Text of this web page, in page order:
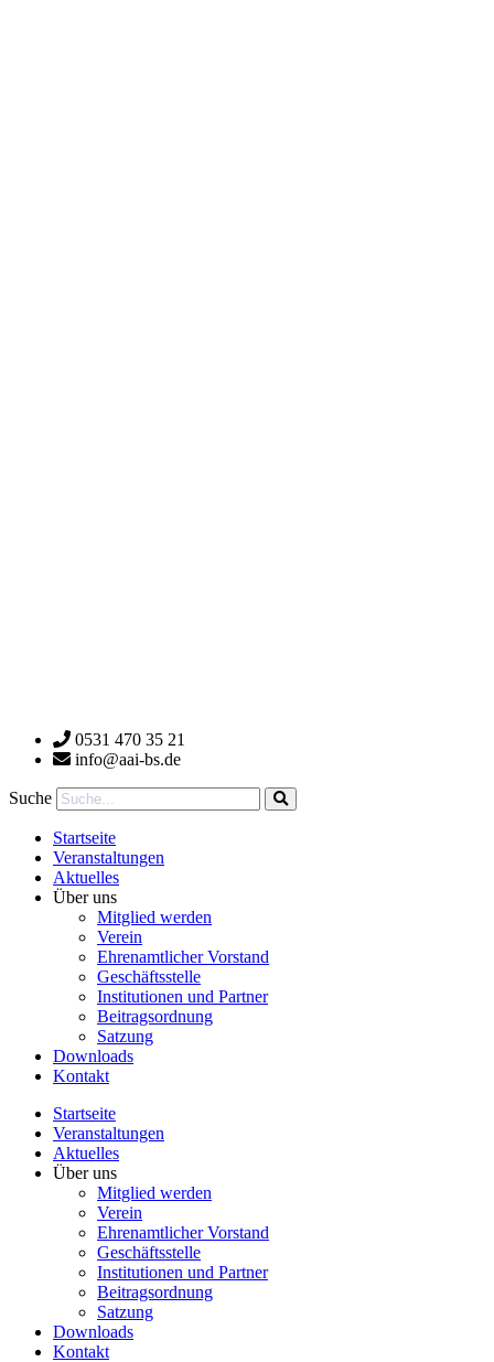
0531 470 35 21
info@aai-bs.de
Suche
Startseite
Veranstaltungen
Aktuelles
Über uns
Mitglied werden
Verein
Ehrenamtlicher Vorstand
Geschäftsstelle
Institutionen und Partner
Beitragsordnung
Satzung
Downloads
Kontakt
Startseite
Veranstaltungen
Aktuelles
Über uns
Mitglied werden
Verein
Ehrenamtlicher Vorstand
Geschäftsstelle
Institutionen und Partner
Beitragsordnung
Satzung
Downloads
Kontakt